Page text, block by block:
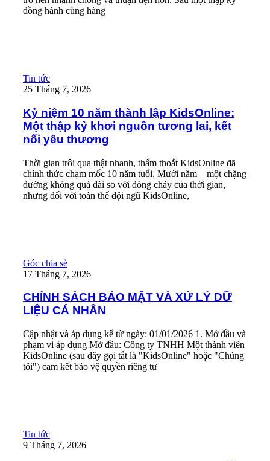
đồng hành cùng hàng
Kỷ niệm 10 năm thành lập KidsOnline: Một thập kỷ khơi
Tin tức
25 Tháng 7, 2026
Kỷ niệm 10 năm thành lập KidsOnline:
Một thập kỷ khơi nguồn tương lai, kết
nối yêu thương
Thời gian trôi qua thật nhanh, thấm thoắt KidsOnline đã
chính thức chạm mốc 10 năm tuổi. Mười năm – một chặng
đường không quá dài so với dòng chảy của thời gian,
nhưng đối với toàn thể đội ngũ KidsOnline,
CHÍNH SÁCH BẢO MẬT VÀ XỬ LÝ DỮ LIỆU CÁ NHÂN
Góc chia sẻ
17 Tháng 7, 2026
CHÍNH SÁCH BẢO MẬT VÀ XỬ LÝ DỮ
LIỆU CÁ NHÂN
Cập nhật và áp dụng kể từ ngày: 01/01/2026 1. Mở đầu và
phạm vi áp dụng Mở đầu: Công ty TNHH Một thành viên
KidsOnline (sau đây gọi tắt là "KidsOnline" hoặc "Chúng
tôi") cam kết bảo vệ quyền riêng tư
Kỷ niệm 10 năm KidsOnline: Tặng miễn phí ứng dụng STEM
Tin tức
9 Tháng 7, 2026